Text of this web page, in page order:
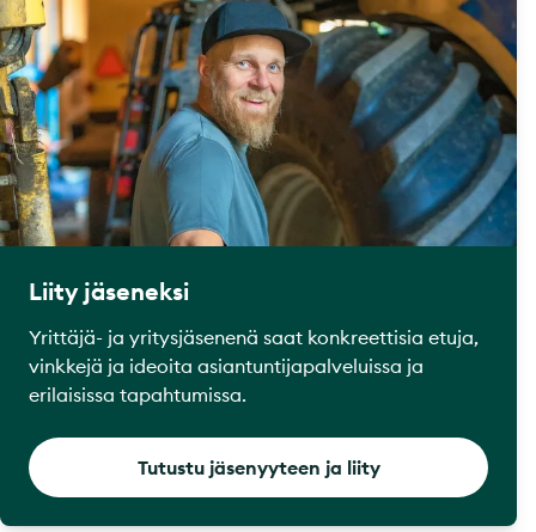
Liity jäseneksi
Yrittäjä- ja yritysjäsenenä saat konkreettisia etuja,
vinkkejä ja ideoita asiantuntijapalveluissa ja
erilaisissa tapahtumissa.
Tutustu jäsenyyteen ja liity